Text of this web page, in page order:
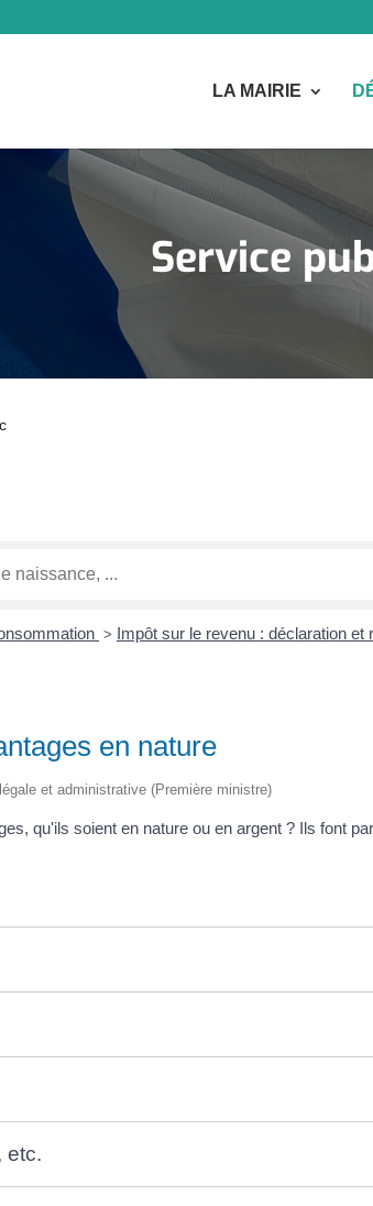
LA MAIRIE
Service
> Impôt sur le revenu : déclaration et
en nature
et administrative (Première ministre)
qu'ils soient en nature ou en argent ? Ils font
etc.